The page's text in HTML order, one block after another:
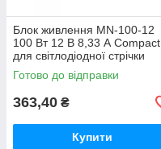
Блок живлення MN-100-12
100 Вт 12 В 8,33 А Compact
для світлодіодної стрічки
1013435
Готово до відправки
363,40 ₴
Купити